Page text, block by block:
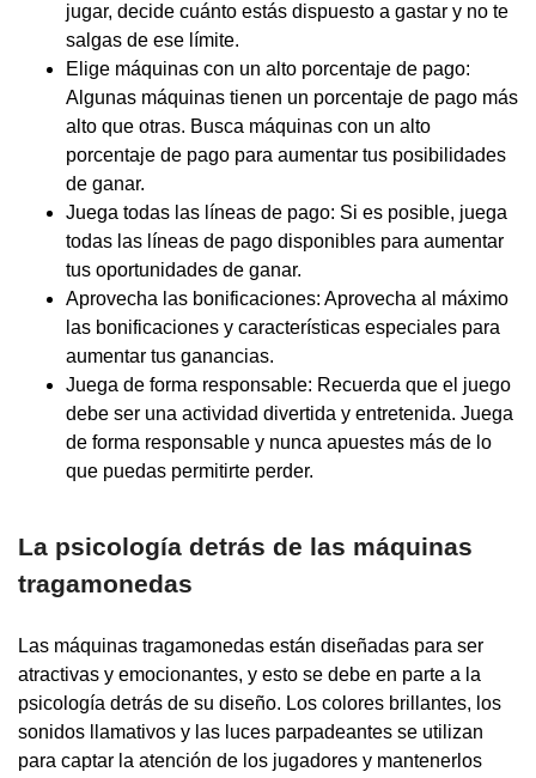
jugar, decide cuánto estás dispuesto a gastar y no te
salgas de ese límite.
Elige máquinas con un alto porcentaje de pago:
Algunas máquinas tienen un porcentaje de pago más
alto que otras. Busca máquinas con un alto
porcentaje de pago para aumentar tus posibilidades
de ganar.
Juega todas las líneas de pago: Si es posible, juega
todas las líneas de pago disponibles para aumentar
tus oportunidades de ganar.
Aprovecha las bonificaciones: Aprovecha al máximo
las bonificaciones y características especiales para
aumentar tus ganancias.
Juega de forma responsable: Recuerda que el juego
debe ser una actividad divertida y entretenida. Juega
de forma responsable y nunca apuestes más de lo
que puedas permitirte perder.
La psicología detrás de las máquinas
tragamonedas
Las máquinas tragamonedas están diseñadas para ser
atractivas y emocionantes, y esto se debe en parte a la
psicología detrás de su diseño. Los colores brillantes, los
sonidos llamativos y las luces parpadeantes se utilizan
para captar la atención de los jugadores y mantenerlos